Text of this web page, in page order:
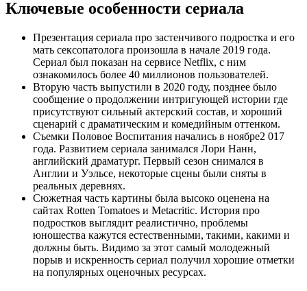
Ключевые особенности сериала
Презентация сериала про застенчивого подростка и его
мать сексопатолога произошла в начале 2019 года.
Сериал был показан на сервисе Netflix, с ним
ознакомилось более 40 миллионов пользователей.
Вторую часть выпустили в 2020 году, позднее было
сообщение о продолжении интригующей истории где
присутствуют сильный актерский состав, и хороший
сценарий с драматическим и комедийным оттенком.
Съемки Половое Воспитания начались в ноябре2 017
года. Развитием сериала занимался Лори Нанн,
английский драматург. Первый сезон снимался в
Англии и Уэльсе, некоторые сцены были сняты в
реальных деревнях.
Сюжетная часть картины была высоко оценена на
сайтах Rotten Tomatoes и Metacritic. История про
подростков выглядит реалистично, проблемы
юношества кажутся естественными, такими, какими и
должны быть. Видимо за этот самый молодежный
порыв и искренность сериал получил хорошие отметки
на популярных оценочных ресурсах.